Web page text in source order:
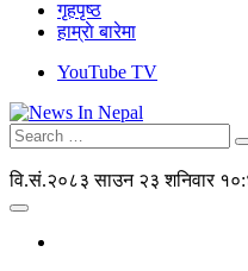
गृहपृष्ठ
हाम्राे बारेमा
YouTube TV
वि.सं.२०८३ साउन २३ शनिवार